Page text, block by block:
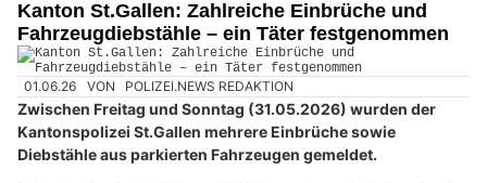
Kanton St.Gallen: Zahlreiche Einbrüche und
Fahrzeugdiebstähle – ein Täter festgenommen
01.06.26 VON POLIZEI.NEWS REDAKTION
Zwischen Freitag und Sonntag (31.05.2026) wurden der
Kantonspolizei St.Gallen mehrere Einbrüche sowie
Diebstähle aus parkierten Fahrzeugen gemeldet.